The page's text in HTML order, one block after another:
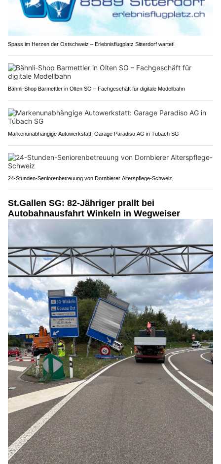
Spass im Herzen der Ostschweiz – Erlebnisflugplatz Sitterdorf wartet!
Bähnli-Shop Barmettler in Olten SO – Fachgeschäft für digitale Modellbahn
Markenunabhängige Autowerkstatt: Garage Paradiso AG in Tübach SG
24-Stunden-Seniorenbetreuung von Dornbierer Alterspflege-Schweiz
St.Gallen SG: 82-Jähriger prallt bei
Autobahnausfahrt Winkeln in Wegweiser